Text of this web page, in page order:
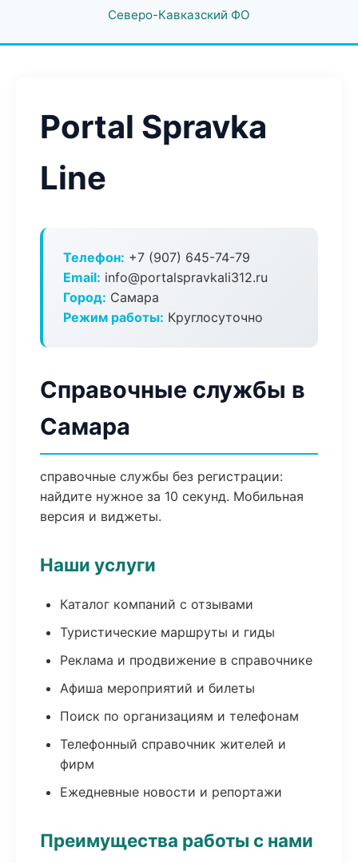
Северо-Кавказский ФО
Portal Spravka
Line
Телефон: +7 (907) 645-74-79
Email: info@portalspravkali312.ru
Город: Самара
Режим работы: Круглосуточно
Справочные службы в
Самара
справочные службы без регистрации:
найдите нужное за 10 секунд. Мобильная
версия и виджеты.
Наши услуги
Каталог компаний с отзывами
Туристические маршруты и гиды
Реклама и продвижение в справочнике
Афиша мероприятий и билеты
Поиск по организациям и телефонам
Телефонный справочник жителей и
фирм
Ежедневные новости и репортажи
Преимущества работы с нами